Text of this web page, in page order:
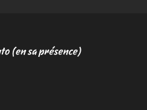
(en sa présence)